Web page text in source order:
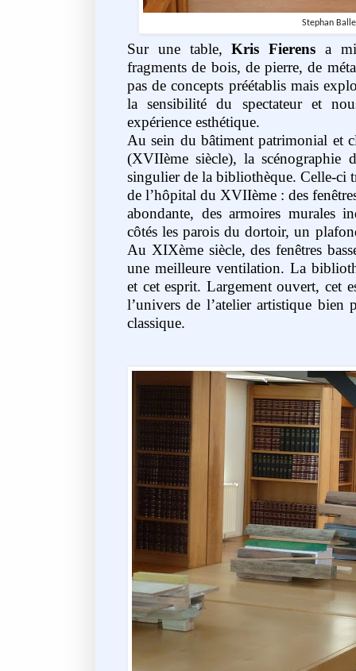
Stephan
Sur une table,Kris Fierens a
fragments de bois, de pierre, de
pas de concepts préétablis mais
la sensibilité du spectateur et
expérience esthétique.
Au sein du bâtiment patrimonial et
(XVIIèmesiècle), la scénographie
singulier de la bibliothèque. Celle-ci
de l’hôpital du XVIIème : des
abondante, des armoires murales
côtés les parois du dortoir, un
Au XIXème siècle, des fenêtres
une meilleure ventilation. La
et cet esprit. Largement ouvert, cet
l’univers de l’atelier artistique bien
classique.